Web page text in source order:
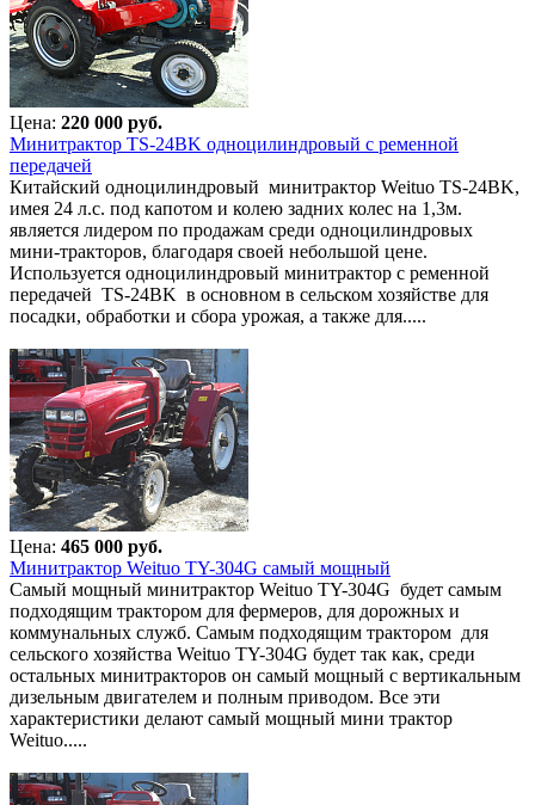
Цена: 220 000 руб.
Минитрактор TS-24BK одноцилиндровый с ременной
передачей
Китайский одноцилиндровый минитрактор Weituo TS-24BK,
имея 24 л.с. под капотом и колею задних колес на 1,3м.
является лидером по продажам среди одноцилиндровых
мини-тракторов, благодаря своей небольшой цене.
Используется одноцилиндровый минитрактор с ременной
передачей TS-24BK в основном в сельском хозяйстве для
посадки, обработки и сбора урожая, а также для.....
Цена: 465 000 руб.
Минитрактор Weituo TY-304G самый мощный
Самый мощный минитрактор Weituo TY-304G будет самым
подходящим трактором для фермеров, для дорожных и
коммунальных служб. Самым подходящим трактором для
сельского хозяйства Weituo TY-304G будет так как, среди
остальных минитракторов он самый мощный с вертикальным
дизельным двигателем и полным приводом. Все эти
характеристики делают самый мощный мини трактор
Weituo.....